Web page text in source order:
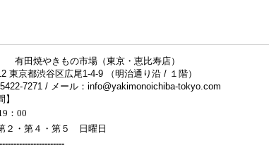
有田焼やきもの市場（東京・恵比寿店）
東京都渋谷区広尾1-4-9 （明治通り沿 / １階）
7271 / メール：info@yakimonoichiba-tokyo.com
】
：00
２・第４・第５ 日曜日